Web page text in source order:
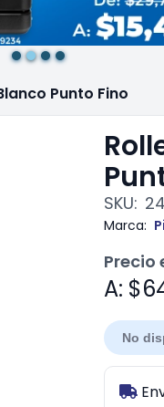
Punto Fino
SKU:
Marca:
Precio
A:
No